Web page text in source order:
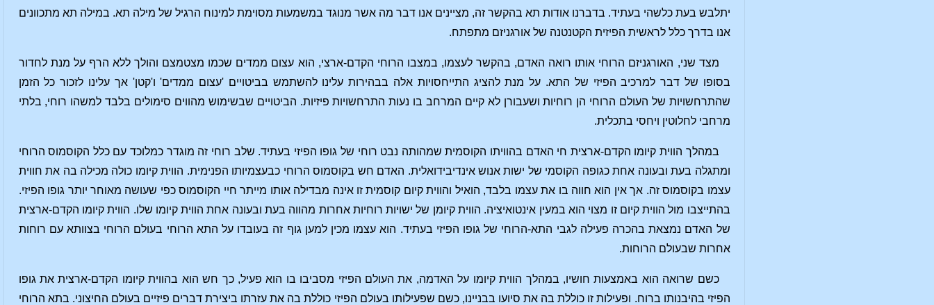
יתלבש בעת כלשהי בעתיד. בדברנו אודות תא בהקשר זה, מציינים אנו דבר מה אשר מנוגד במשמעות מסוימת למינוח הרגיל של מילה תא. במילה תא מתכוונים
אנו בדרך כלל לראשית הפיזית הקטנטנה של אורגניזם מתפתח.
מצד שני, האורגניזם הרוחי אותו רואה האדם, בהקשר לעצמו, במצבו הרוחי הקדם-ארצי, הוא עצום ממדים שכמו מצטמצם והולך ללא הרף על מנת לחדור
בסופו של דבר למרכיב הפיזי של התא. על מנת להציג התייחסויות אלה בבהירות עלינו להשתמש בביטויים 'עצום ממדים' ו'קטן' אך עלינו לזכור כל הזמן
שהתרחשויות של העולם הרוחי הן רוחיות ושעבורן לא קיים המרחב בו נעות התרחשויות פיזיות. הביטויים שבשימוש מהווים סימולים בלבד למשהו רוחי, בלתי
מרחבי לחלוטין ויחסי בתכלית.
במהלך הווית קיומו הקדם-ארצית חי האדם בהוויתו הקוסמית שמהותה נבט רוחי של גופו הפיזי בעתיד. שלב רוחי זה מוגדר כמלוכד עם כלל הקוסמוס הרוחי
ומתגלה בעת ובעונה אחת כגופה הקוסמי של ישות אנוש אינדיבידואלית. האדם חש בקוסמוס הרוחי כבעצמיותו הפנימית. הווית קיומו כולה מכילה בה את חווית
עצמו בקוסמוס זה. אך אין הוא חווה בו את עצמו בלבד, הואיל והווית קיום קוסמית זו אינה מבדילה אותו מייתר חיי הקוסמוס כפי שעושה מאוחר יותר גופו הפיזי.
בהתייצבו מול הווית קיום זו מצוי הוא במעין אינטואיציה. הווית קיומן של ישויות רוחיות אחרות מהווה בעת ובעונה אחת הווית קיומו שלו. הווית קיומו הקדם-ארצית
של האדם נמצאת בהכרה פעילה לגבי התא-הרוחי של גופו הפיזי בעתיד. הוא עצמו מכין למען גוף זה בעובדו על התא הרוחי בעולם הרוחי בצוותא עם רוחות
אחרות שבעולם הרוחות.
כשם שרואה הוא באמצעות חושיו, במהלך הווית קיומו על האדמה, את העולם הפיזי מסביבו בו הוא פעיל, כך חש הוא בהווית קיומו הקדם-ארצית את גופו
הפיזי בהיבנותו ברוח. ופעילות זו כוללת בה את סיועו בבניינו, כשם שפעילותו בעולם הפיזי כוללת בה את עזרתו ביצירת דברים פיזיים בעולם החיצוני. בתא הרוחי